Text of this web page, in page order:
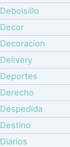
Debolsillo
Decor
Decoracion
Delivery
Deportes
Derecho
Despedida
Destino
Diarios